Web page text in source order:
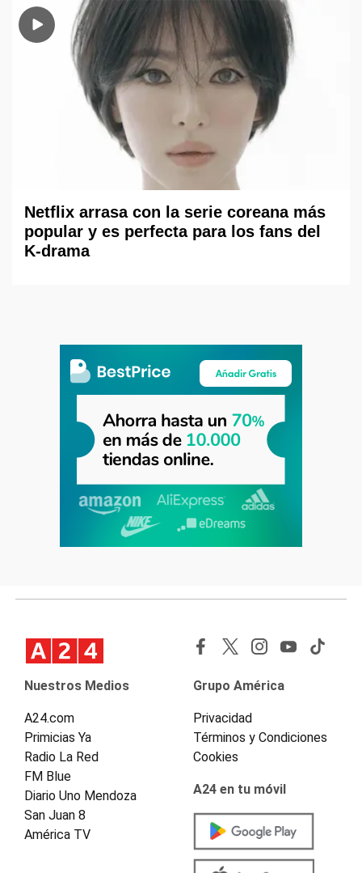
Netflix arrasa con la serie coreana más
popular y es perfecta para los fans del
K-drama
Nuestros Medios
A24.com
Primicias Ya
Radio La Red
FM Blue
Diario Uno Mendoza
San Juan 8
América TV
Grupo América
Privacidad
Términos y Condiciones
Cookies
A24 en tu móvil